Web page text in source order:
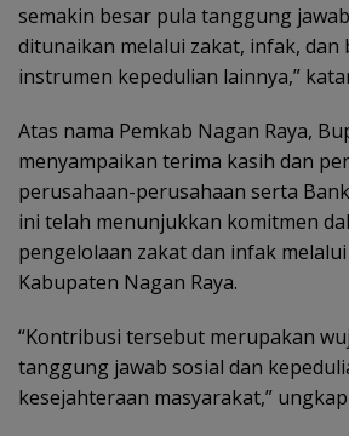
semakin besar pula tanggung
ditunaikan melalui zakat, infak, dan
instrumen kepedulian lainnya,”
Atas nama Pemkab Nagan Raya,
menyampaikan terima kasih dan
perusahaan-perusahaan serta
ini telah menunjukkan komitmen
pengelolaan zakat dan infak
Kabupaten Nagan Raya.
“Kontribusi tersebut merupakan
tanggung jawab sosial dan
kesejahteraan masyarakat,”